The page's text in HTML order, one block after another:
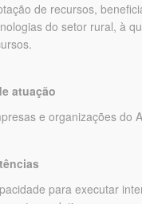
de recursos,
do setor rural, à
atuação
e organizações do
para executar